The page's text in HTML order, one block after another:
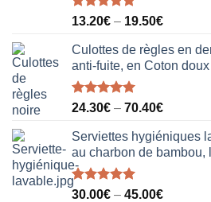
Note5.00
13.20€ – 19.50€
Culottes de règles en
anti-fuite, en Coton
Note5.00
24.30€ – 70.40€
Serviettes hygiéniques
au charbon de bambou,
Note5.00
30.00€ – 45.00€